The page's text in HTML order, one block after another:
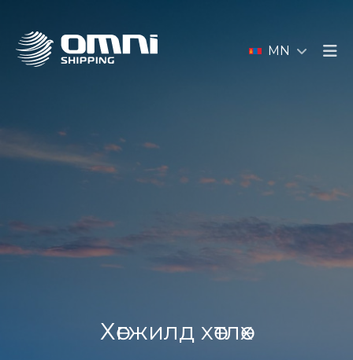
MN
Хөгжилд хөтлөх